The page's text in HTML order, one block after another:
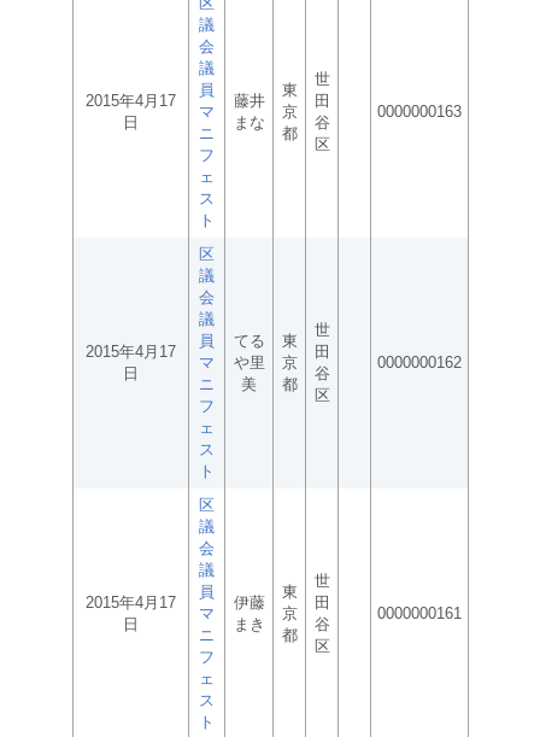
2015年4月17
日
議
会
議
員
マ
ニ
フ
ェ
ス
ト
藤井
まな
東
京
都
世
田
谷
区
0000000163
2015年4月17
日
区
議
会
議
員
マ
ニ
フ
ェ
ス
ト
てる
や里
美
東
京
都
世
田
谷
区
0000000162
2015年4月17
日
区
議
会
議
員
マ
ニ
フ
ェ
ス
ト
伊藤
まき
東
京
都
世
田
谷
区
0000000161